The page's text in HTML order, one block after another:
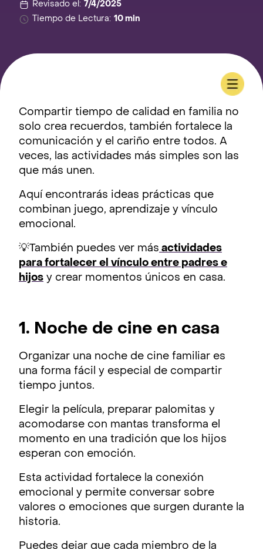
Revisado el: 7/4/2025
Tiempo de Lectura: 10 min
Compartir tiempo de calidad en familia no
solo crea recuerdos, también fortalece la
comunicación y el cariño entre todos. A
veces, las actividades más simples son las
que más unen.
Aquí encontrarás ideas prácticas que
combinan juego, aprendizaje y vínculo
emocional.
💡También puedes ver más actividades
para fortalecer el vínculo entre padres e
hijos y crear momentos únicos en casa.
1. Noche de cine en casa
Organizar una noche de cine familiar es
una forma fácil y especial de compartir
tiempo juntos.
Elegir la película, preparar palomitas y
acomodarse con mantas transforma el
momento en una tradición que los hijos
esperan con emoción.
Esta actividad fortalece la conexión
emocional y permite conversar sobre
valores o emociones que surgen durante la
historia.
Puedes dejar que cada miembro de la